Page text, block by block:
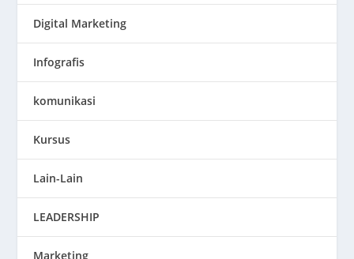
Digital Marketing
Infografis
komunikasi
Kursus
Lain-Lain
LEADERSHIP
Marketing